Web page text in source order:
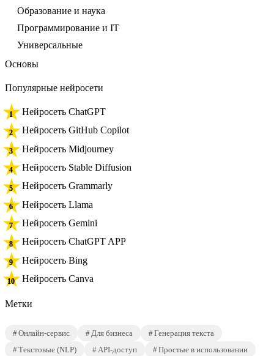
Образование и наука
Программирование и IT
Универсальные
Основы
Популярные нейросети
Нейросеть ChatGPT
Нейросеть GitHub Copilot
Нейросеть Midjourney
Нейросеть Stable Diffusion
Нейросеть Grammarly
Нейросеть Llama
Нейросеть Gemini
Нейросеть ChatGPT APP
Нейросеть Bing
Нейросеть Canva
Метки
Онлайн-сервис Для бизнеса
Генерация текста
Текстовые (NLP)
API-доступ
Простые в использовании